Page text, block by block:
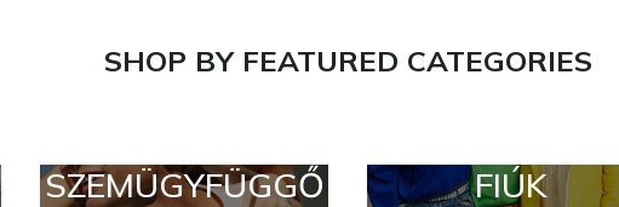
SHOP BY FEATURED CATEGORIES
SZEMÜGYFÜGGŐ FIÚK